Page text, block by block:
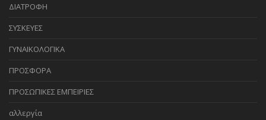
ΔΙΑΤΡΟΦΗ
ΣΥΣΚΕΥΕΣ
ΓΥΝΑΙΚΟΛΟΓΙΚΑ
ΠΡΟΣΦΟΡΑ
ΠΡΟΣΩΠΙΚΕΣ ΕΜΠΕΙΡΙΕΣ
αλλεργία